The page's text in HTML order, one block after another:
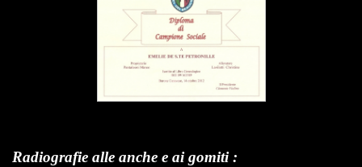
Radiografie alle anche e ai gomiti :